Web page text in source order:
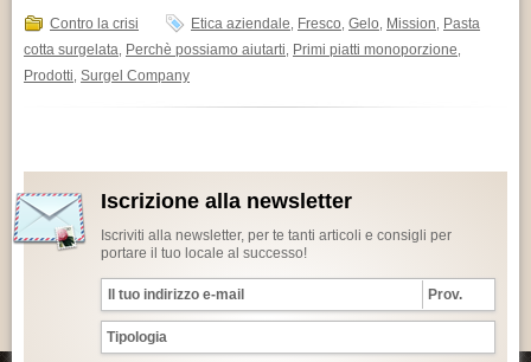
Contro la crisi Etica aziendale Fresco Gelo Mission Pasta
cotta surgelata Perchè possiamo aiutarti Primi piatti monoporzione
Prodotti Surgel Company
Iscrizione alla newsletter
Iscriviti alla newsletter, per te tanti articoli e consigli per
portare il tuo locale al successo!